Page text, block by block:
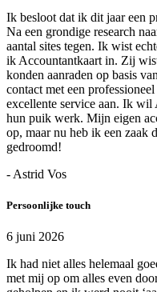
Ik besloot dat ik dit jaar een
Na een grondige research
aantal sites tegen. Ik wist
ik Accountantkaart in. Zij
konden aanraden op basis
contact met een
excellente service aan. Ik wil
hun puik werk. Mijn eigen
op, maar nu heb ik een zaak
gedroomd!
- Astrid Vos
Persoonlijke touch
6 juni 2026
Ik had niet alles helemaal
met mij op om alles even